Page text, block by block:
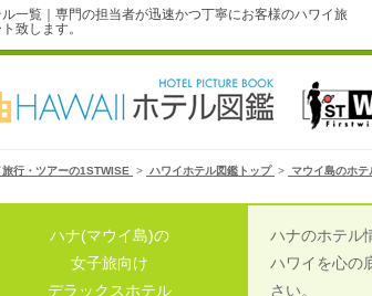
一覧｜専門の担当者が迅速かつ丁寧にお客様のハワイ旅
致します。
旅行・ツアーの1STWISE > ハワイホテル図鑑トップ > マウイ島のホテ
ハナ(マウイ島)の
女子旅向け
デラックスホテル
ハナのホテル
ハワイを心の
さい。